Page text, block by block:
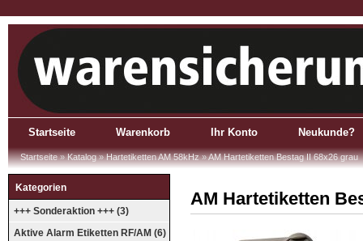
Startseite Warenkorb Ihr Konto Neukunde?
Startseite»Katalog»Hartetiketten AM 58kHz»AM Hartetiketten Bestag II 68x26 grau
Kategorien
+++ Sonderaktion +++ (3)
Aktive Alarm Etiketten RF/AM (6)
AM Hartetiketten